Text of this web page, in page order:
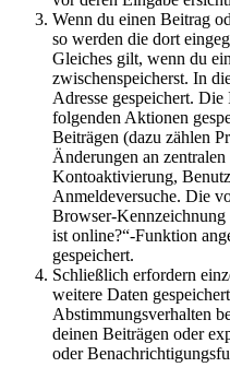
Wenn du einen Beitrag
so werden die dort
Gleiches gilt, wenn du
zwischenspeicherst. In
Adresse gespeichert.
folgenden Aktionen
Beiträgen (dazu zählen
Änderungen an
Kontoaktivierung,
Anmeldeversuche. Die
Browser-
ist online?“-Funktion
gespeichert.
Schließlich erfordern
weitere Daten
Abstimmungsverhalten
deinen Beiträgen oder
oder